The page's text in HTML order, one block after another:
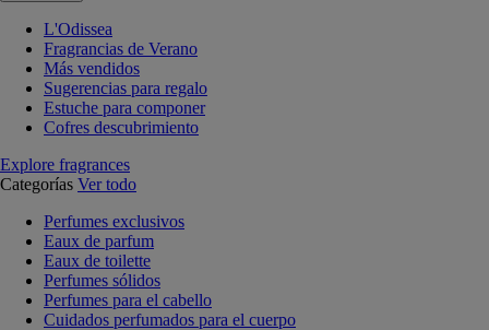
L'Odissea
Fragrancias de Verano
Más vendidos
Sugerencias para regalo
Estuche para componer
Cofres descubrimiento
Explore fragrances
Categorías Ver todo
Perfumes exclusivos
Eaux de parfum
Eaux de toilette
Perfumes sólidos
Perfumes para el cabello
Cuidados perfumados para el cuerpo